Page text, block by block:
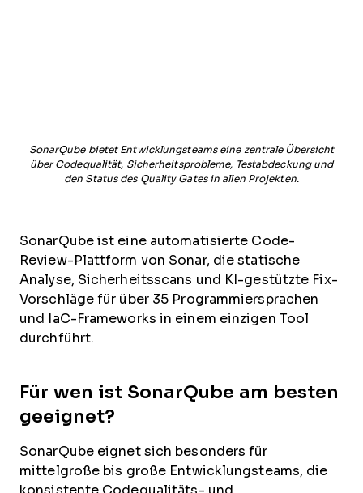
SonarQube bietet Entwicklungsteams eine zentrale Übersicht
über Codequalität, Sicherheitsprobleme, Testabdeckung und
den Status des Quality Gates in allen Projekten.
SonarQube ist eine automatisierte Code-
Review-Plattform von Sonar, die statische
Analyse, Sicherheitsscans und KI-gestützte Fix-
Vorschläge für über 35 Programmiersprachen
und IaC-Frameworks in einem einzigen Tool
durchführt.
Für wen ist SonarQube am besten
geeignet?
SonarQube eignet sich besonders für
mittelgroße bis große Entwicklungsteams, die
konsistente Codequalitäts- und